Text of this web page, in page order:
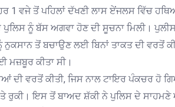
1 ਵਜੇ ਤੋਂ ਪਹਿਲਾਂ ਦੱਖਣੀ ਲਾਸ ਏਂਜਲਸ ਵਿੱਚ
ਨੂੰ ਬੱਸ ਅਗਵਾ ਹੋਣ ਦੀ ਸੂਚਨਾ ਮਿਲੀ।
ਤੋਂ ਬਚਾਉਣ ਲਈ ਬਿਨਾਂ ਤਾਕਤ ਦੀ ਵਰਤੋਂ
ਮਜ਼ਬੂਰ ਕੀਤਾ ਸੀ।
ਦੀ ਵਰਤੋਂ ਕੀਤੀ, ਜਿਸ ਨਾਲ ਟਾਇਰ ਪੰਕਚਰ ਹੋ
ਰੁਕੀ। ਇਸ ਤੋਂ ਬਾਅਦ ਸ਼ੱਕੀ ਨੇ ਪੁਲਿਸ ਦੇ